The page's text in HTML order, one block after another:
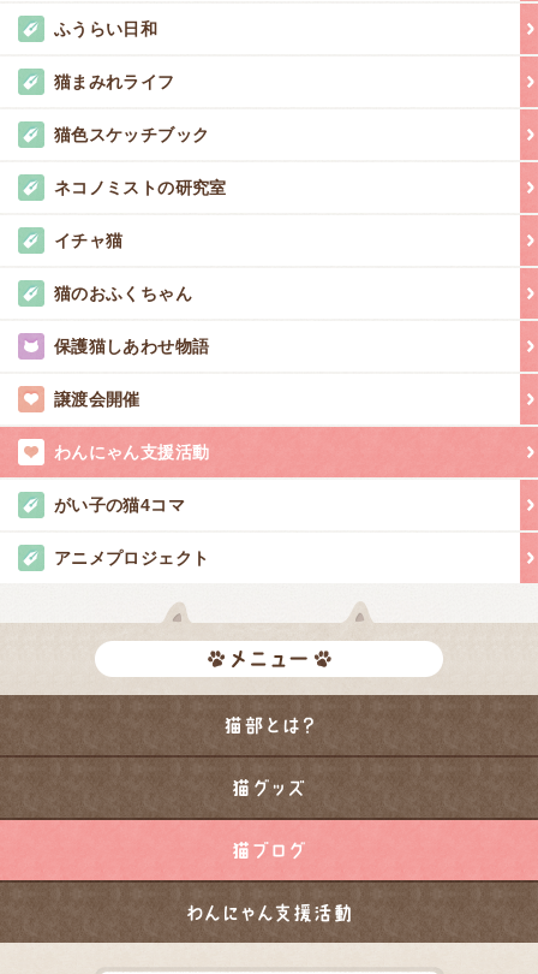
ふうらい日和
猫まみれライフ
猫色スケッチブック
ネコノミストの研究室
イチャ猫
猫のおふくちゃん
保護猫しあわせ物語
譲渡会開催
わんにゃん支援活動
がい子の猫4コマ
アニメプロジェクト